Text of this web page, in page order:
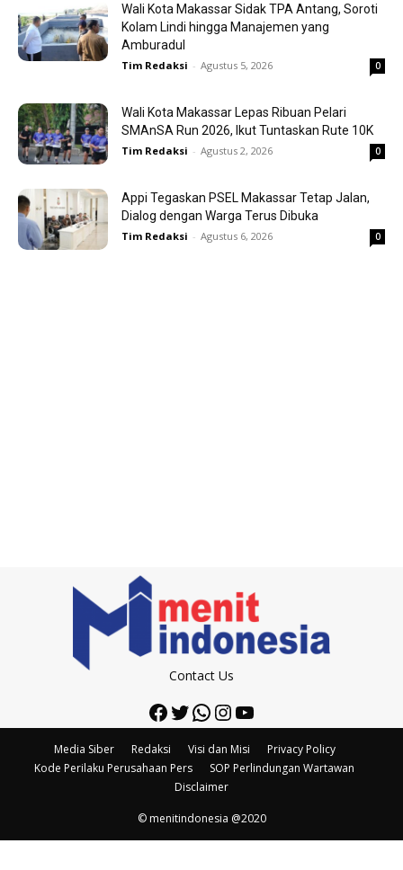
Wali Kota Makassar Sidak TPA Antang, Soroti
Kolam Lindi hingga Manajemen yang
Amburadul
Tim Redaksi - Agustus 5, 2026 0
Wali Kota Makassar Lepas Ribuan Pelari
SMAnSA Run 2026, Ikut Tuntaskan Rute 10K
Tim Redaksi - Agustus 2, 2026 0
Appi Tegaskan PSEL Makassar Tetap Jalan,
Dialog dengan Warga Terus Dibuka
Tim Redaksi - Agustus 6, 2026 0
Contact Us
Facebook
Twitter
WhatsApp
Instagram
YouTube
Media Siber Redaksi Visi dan Misi
Privacy Policy
Kode Perilaku Perusahaan Pers
SOP Perlindungan Wartawan
Disclaimer
© menitindonesia @2020